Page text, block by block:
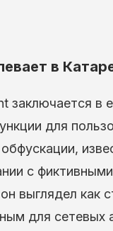
в
в
для
с
выглядел как
для сетевых